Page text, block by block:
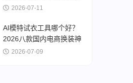
频一键克隆
2026-07-11
AI模特试衣工具哪个好？
2026八款国内电商换装神
器横评
2026-07-09